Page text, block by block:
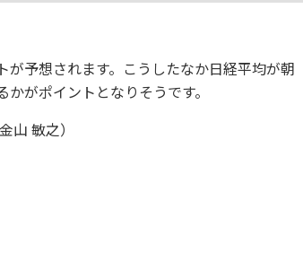
予想されます。こうしたなか日経平均が朝
がポイントとなりそうです。
山 敏之）